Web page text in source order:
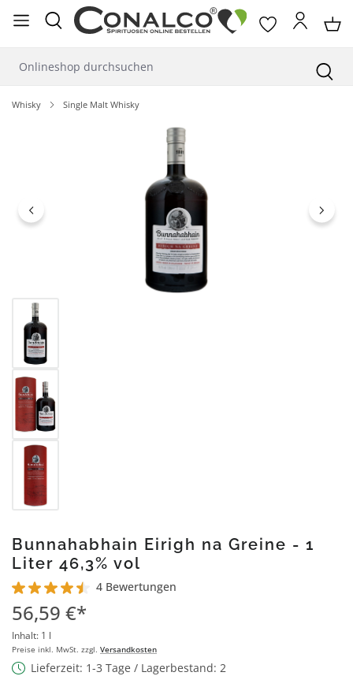
springen
Whisky Single Malt Whisky
Bunnahabhain Eirigh na Greine - 1
Liter 46,3% vol
Durchschnittliche Bewertung von 4.5 von 5 Sternen
4 Bewertungen
56,59 €*
Inhalt: 1 l
Preise inkl. MwSt. zzgl. Versandkosten
Lieferzeit: 1-3 Tage / Lagerbestand: 2